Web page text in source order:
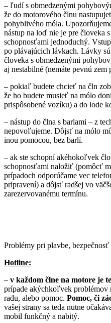
– ľudí s obmedzenými
že do motorového člnu
pohyblivého móla.
nástup na loď nie je pre človeka
schopnosťami jednoduchý.
po plávajúcich lávkach. Lávky
človeka s obmedzenými
aj nestabilné (nemáte pevnú zem
– pokiaľ budete chcieť na čln
že ho budete musieť na mólo
prispôsobené vozíku) a do lode
– nástup do člna s barlami – z
nepovoľujeme. Dôjsť na mólo
inou pomocou, bez barlí.
– ak ste schopní akéhokoľvek
schopnosťami naložiť (pomôcť
prípadoch odporúčame vec
pripravení) a dôjsť radšej vo
zarezervovanému termínu.
Problémy pri plavbe, bezpečnosť
Hotline:
– v každom člne na motore je
prípade akýchkoľvek problémov
radu, alebo pomoc. Pomoc, či
vašej strany sa teda nutne
mobil funkčný a nabitý.